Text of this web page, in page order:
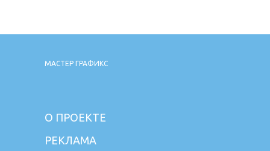
МАСТЕР ГРАФИКС
О ПРОЕКТЕ
РЕКЛАМА